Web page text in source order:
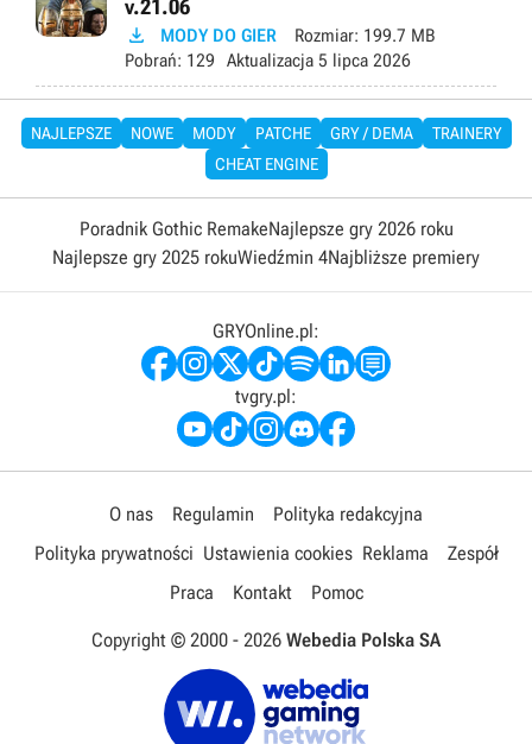
v.21.06
 MODY DO GIER Rozmiar: 199.7 MB
Pobrań: 129 Aktualizacja 5 lipca 2026
NAJLEPSZE NOWE MODY PATCHE GRY / DEMA
TRAINERY
CHEAT ENGINE
Poradnik Gothic RemakeNajlepsze gry 2026 roku
Najlepsze gry 2025 rokuWiedźmin 4Najbliższe premiery
GRYOnline.pl:
tvgry.pl:
O nas Regulamin
Polityka redakcyjna
Polityka prywatności Ustawienia cookies Reklama
Zespół
Praca
Kontakt Pomoc
Copyright © 2000 - 2026 Webedia Polska SA